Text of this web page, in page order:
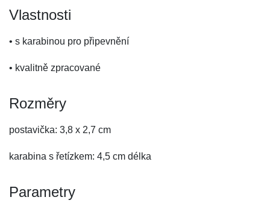
Vlastnosti
• s karabinou pro připevnění
• kvalitně zpracované
Rozměry
postavička: 3,8 x 2,7 cm
karabina s řetízkem: 4,5 cm délka
Parametry